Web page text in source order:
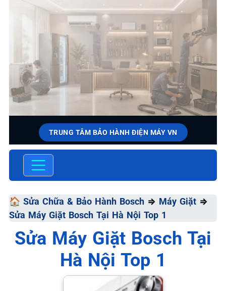
TRUNG TÂM BẢO HÀNH ĐIỆN MÁY VN
SỬA CHỮA & BẢO HÀNH
Đa
📞 09.663.898.33
🏠 Sửa Chữa & Bảo Hành Bosch ⇒ Máy Giặt ⇒
Sửa Máy Giặt Bosch Tại Hà Nội Top 1
Sửa Máy Giặt Bosch Tại
Hà Nội Top 1